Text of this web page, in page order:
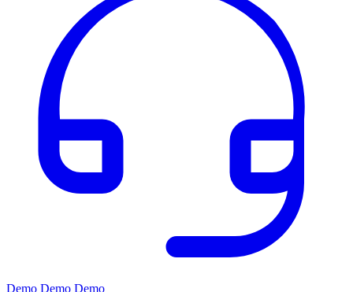
Demo Demo Demo